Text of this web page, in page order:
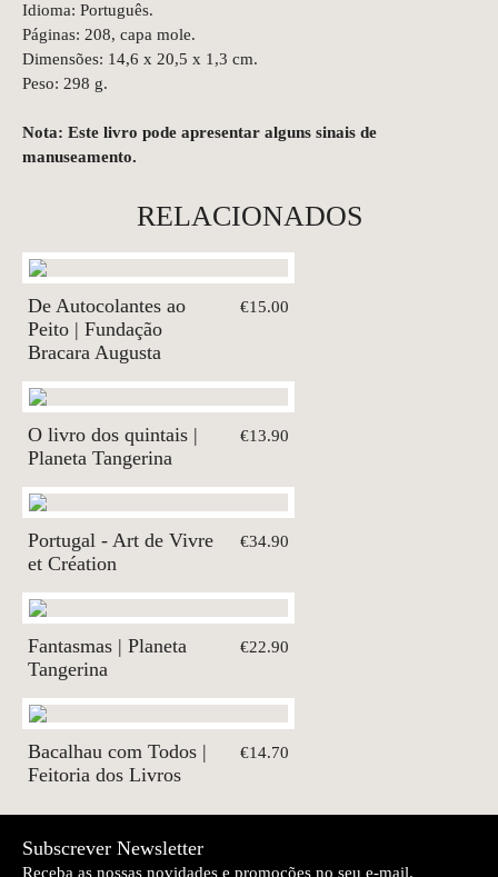
Idioma: Português.
Páginas: 208, capa mole.
Dimensões: 14,6 x 20,5 x 1,3 cm.
Peso: 298 g.
Nota: Este livro pode apresentar alguns sinais de
manuseamento.
RELACIONADOS
De Autocolantes ao
Peito | Fundação
Bracara Augusta
€15.00
O livro dos quintais |
Planeta Tangerina
€13.90
Portugal - Art de Vivre
et Création
€34.90
Fantasmas | Planeta
Tangerina
€22.90
Bacalhau com Todos |
Feitoria dos Livros
€14.70
Subscrever Newsletter
Receba as nossas novidades e promoções no seu e-mail.